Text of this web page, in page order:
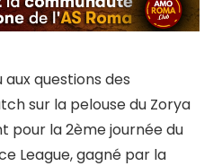
questions des
sur la pelouse du Zorya
pour la 2ème journée du
League, gagné par la